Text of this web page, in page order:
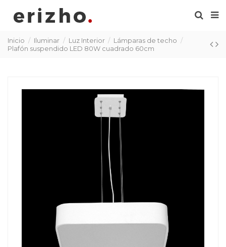
Inicio Iluminar Luz Interior
Lámparas de techo
Plafón suspendido LED 80W cuadrado 60cm